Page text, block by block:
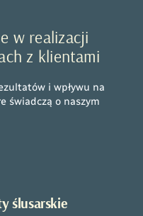
w realizacji
z klientami
i wpływu na
świadczą o naszym
ślusarskie